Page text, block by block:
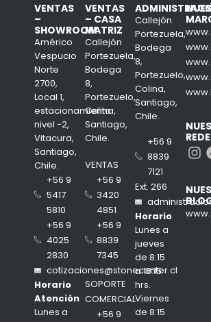
VENTAS
–
SHOWROOM
Américo
Vespucio
Norte
2700,
Local 1,
estacionamiento
nivel -2,
Vitacura,
Santiago,
Chile.
+56 9
5417
5810
+56 9
4025
2830
cotizaciones@stonecenter.cl
Horario
Atención
Lunes a
VENTAS
– CASA
MATRIZ
Callejón
Portezuela,
Bodega
8,
Portezuelo,
Colina,
Santiago,
Chile.
VENTAS
+56 9
3420
4851
+56 9
8839
7345
SOPORTE
COMERCIAL
+56 9
Callejón
Portezuela,
Bodega
8,
Portezuelo,
Colina,
Santiago,
Chile.
+56 9
8839
7121
Ext. 266
Horario
Lunes a
jueves
de 8:15
a 18:15
hrs.
Viernes
de 8:15